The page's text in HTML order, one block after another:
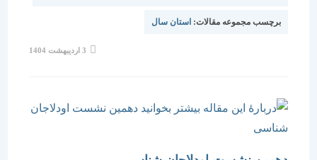
برچسب مجموعه مقالات:استان سال